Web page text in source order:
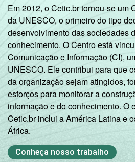
Não tem
renda
Não sabe
Não
respondeu
Classe
social
A
B
C
Em 2012, o Cetic.br tornou-se um
da UNESCO, o primeiro do tipo
desenvolvimento das sociedades
conhecimento. O Centro está
Comunicação e Informação (CI),
UNESCO. Ele contribui para que
da organização sejam atingidos,
esforços para monitorar a
informação e do conhecimento. O
Cetic.br inclui a América Latina e
África.
Conheça nosso trabalho